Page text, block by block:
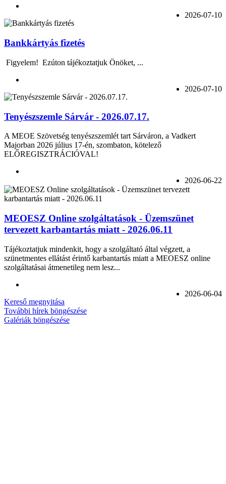
2026-07-10
Bankkártyás fizetés
Figyelem! Ezúton tájékoztatjuk Önöket, ...
2026-07-10
Tenyészszemle Sárvár - 2026.07.17.
A MEOE Szövetség tenyészszemlét tart Sárváron, a Vadkert
Majorban 2026 július 17-én, szombaton, kötelező
ELŐREGISZTRÁCIÓVAL!
2026-06-22
MEOESZ Online szolgáltatások - Üzemszünet
tervezett karbantartás miatt - 2026.06.11
Tájékoztatjuk mindenkit, hogy a szolgáltató által végzett, a
szünetmentes ellátást érintő karbantartás miatt a MEOESZ online
szolgáltatásai átmenetileg nem lesz...
2026-06-04
Kereső megnyitása
További hírek böngészése
Galériák böngészése